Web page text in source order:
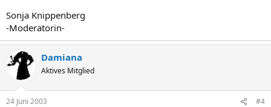
Sonja Knippenberg
-Moderatorin-
Damiana
Aktives Mitglied
24 Juni 2003 #4